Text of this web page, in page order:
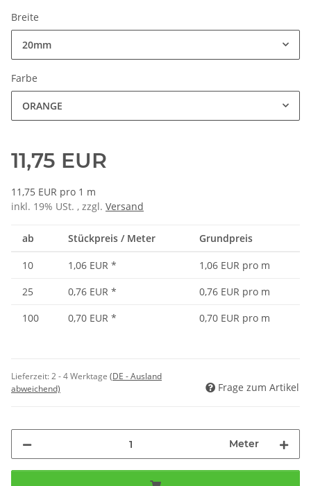
Breite
20mm
Farbe
ORANGE
11,75 EUR
11,75 EUR pro 1 m
inkl. 19% USt. , zzgl. Versand
ab Stückpreis / Meter Grundpreis
10 1,06 EUR *
1,06 EUR pro m
25
0,76 EUR *
0,76 EUR pro m
100
0,70 EUR * 0,70 EUR pro m
Lieferzeit:2 - 4 Werktage (DE - Ausland
abweichend)
Frage zum Artikel
Meter